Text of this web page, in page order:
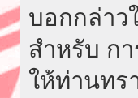
บอกกล่าว
สำหรับ ก
ให้ท่านทร